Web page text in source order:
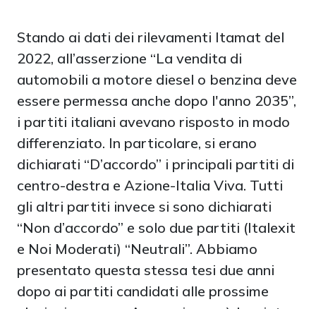
Stando ai dati dei rilevamenti Itamat del
2022, all’asserzione “La vendita di
automobili a motore diesel o benzina deve
essere permessa anche dopo l'anno 2035”,
i partiti italiani avevano risposto in modo
differenziato. In particolare, si erano
dichiarati “D’accordo” i principali partiti di
centro-destra e Azione-Italia Viva. Tutti
gli altri partiti invece si sono dichiarati
“Non d’accordo” e solo due partiti (Italexit
e Noi Moderati) “Neutrali”. Abbiamo
presentato questa stessa tesi due anni
dopo ai partiti candidati alle prossime